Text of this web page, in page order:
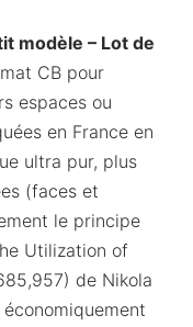
modèle – Lot de
CB pour
espaces ou
en France en
ultra pur, plus
(faces et
le principe
Utilization of
de Nikola